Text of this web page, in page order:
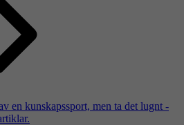
en kunskapssport, men ta det lugnt -